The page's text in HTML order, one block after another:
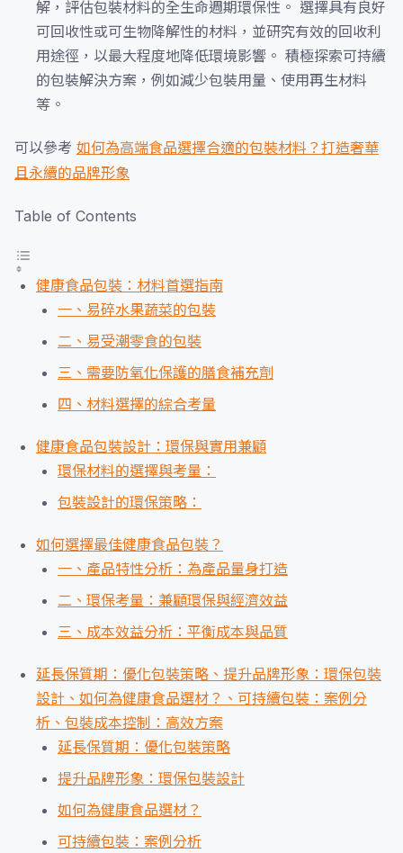
解，評估包裝材料的全生命週期環保性。 選擇具有良好
可回收性或可生物降解性的材料，並研究有效的回收利
用途徑，以最大程度地降低環境影響。 積極探索可持續
的包裝解決方案，例如減少包裝用量、使用再生材料
等。
可以參考 如何為高端食品選擇合適的包裝材料？打造奢華
且永續的品牌形象
Table of Contents
健康食品包裝：材料首選指南
一、易碎水果蔬菜的包裝
二、易受潮零食的包裝
三、需要防氧化保護的膳食補充劑
四、材料選擇的綜合考量
健康食品包裝設計：環保與實用兼顧
環保材料的選擇與考量：
包裝設計的環保策略：
如何選擇最佳健康食品包裝？
一、產品特性分析：為產品量身打造
二、環保考量：兼顧環保與經濟效益
三、成本效益分析：平衡成本與品質
延長保質期：優化包裝策略、提升品牌形象：環保包裝
設計、如何為健康食品選材？、可持續包裝：案例分
析、包裝成本控制：高效方案
延長保質期：優化包裝策略
提升品牌形象：環保包裝設計
如何為健康食品選材？
可持續包裝：案例分析